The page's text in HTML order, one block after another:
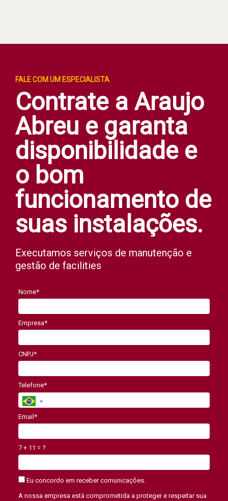
FALE COM UM ESPECIALISTA
Contrate a Araujo
Abreu e garanta
disponibilidade e
o bom
funcionamento de
suas instalações.
Executamos serviços de manutenção e
gestão de facilities
Nome*
Empresa*
CNPJ*
Telefone*
Email*
7 + 11 = ?
Eu concordo em receber comunicações.
A nossa empresa está comprometida a proteger e respeitar sua